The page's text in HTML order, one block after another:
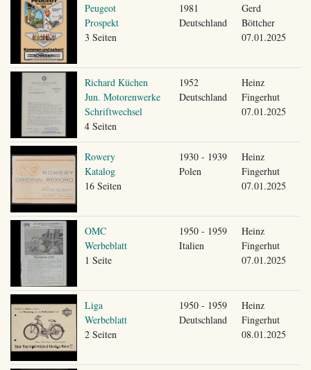
Peugeot
Prospekt
3 Seiten
1981
Deutschland
Gerd
Böttcher
07.01.2025
Richard Küchen
Jun. Motorenwerke
Schriftwechsel
4 Seiten
1952
Deutschland
Heinz
Fingerhut
07.01.2025
Rowery
Katalog
16 Seiten
1930 - 1939
Polen
Heinz
Fingerhut
07.01.2025
OMC
Werbeblatt
1 Seite
1950 - 1959
Italien
Heinz
Fingerhut
07.01.2025
Liga
Werbeblatt
2 Seiten
1950 - 1959
Deutschland
Heinz
Fingerhut
08.01.2025